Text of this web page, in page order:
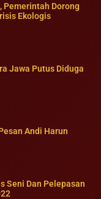
Pemerintah Dorong
Ekologis
Jawa Putus Diduga
Andi Harun
Seni Dan Pelepasan